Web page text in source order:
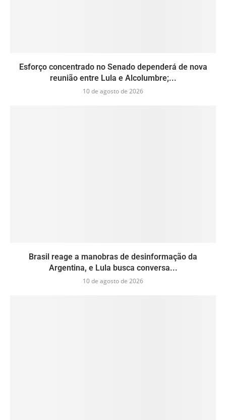
Esforço concentrado no Senado dependerá de nova
reunião entre Lula e Alcolumbre;...
10 de agosto de 2026
Brasil reage a manobras de desinformação da
Argentina, e Lula busca conversa...
10 de agosto de 2026